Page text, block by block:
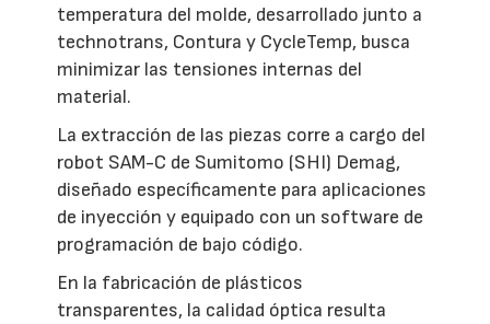
temperatura del molde, desarrollado junto a
technotrans, Contura y CycleTemp, busca
minimizar las tensiones internas del
material.
La extracción de las piezas corre a cargo del
robot SAM-C de Sumitomo (SHI) Demag,
diseñado específicamente para aplicaciones
de inyección y equipado con un software de
programación de bajo código.
En la fabricación de plásticos
transparentes, la calidad óptica resulta